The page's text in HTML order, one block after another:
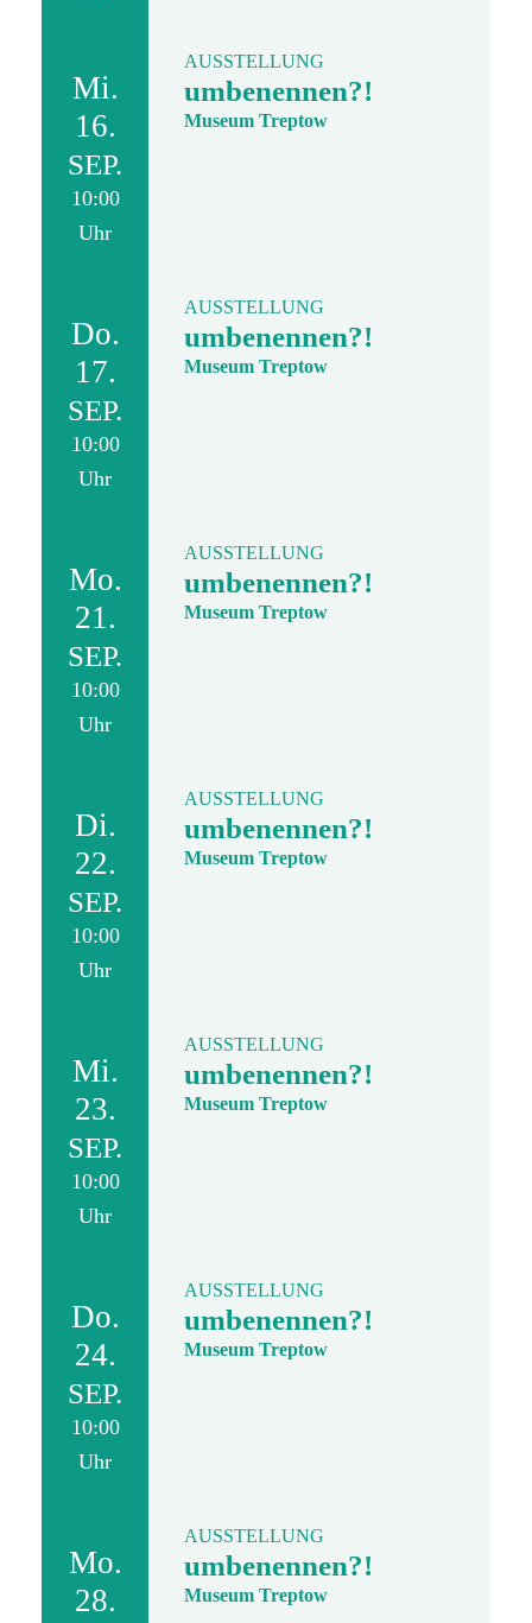
Mi.
16.
SEP.
10:00
Uhr
AUSSTELLUNG
umbenennen?!
Museum Treptow
Do.
17.
SEP.
10:00
Uhr
AUSSTELLUNG
umbenennen?!
Museum Treptow
Mo.
21.
SEP.
10:00
Uhr
AUSSTELLUNG
umbenennen?!
Museum Treptow
Di.
22.
SEP.
10:00
Uhr
AUSSTELLUNG
umbenennen?!
Museum Treptow
Mi.
23.
SEP.
10:00
Uhr
AUSSTELLUNG
umbenennen?!
Museum Treptow
Do.
24.
SEP.
10:00
Uhr
AUSSTELLUNG
umbenennen?!
Museum Treptow
Mo.
28.
AUSSTELLUNG
umbenennen?!
Museum Treptow